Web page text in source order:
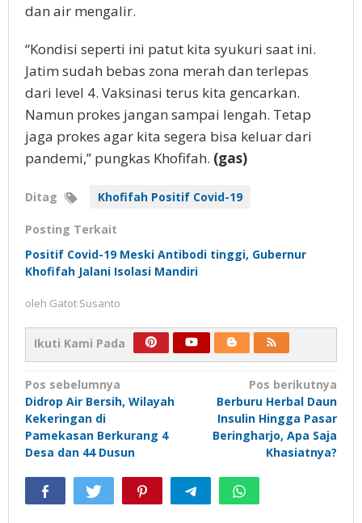
dan air mengalir.
“Kondisi seperti ini patut kita syukuri saat ini.
Jatim sudah bebas zona merah dan terlepas
dari level 4. Vaksinasi terus kita gencarkan.
Namun prokes jangan sampai lengah. Tetap
jaga prokes agar kita segera bisa keluar dari
pandemi,” pungkas Khofifah. (gas)
Ditag Khofifah Positif Covid-19
Posting Terkait
Positif Covid-19 Meski Antibodi tinggi, Gubernur
Khofifah Jalani Isolasi Mandiri
oleh Gatot Susanto
Ikuti Kami Pada
Navigasi
pos
Pos sebelumnya
Didrop Air Bersih, Wilayah
Kekeringan di
Pamekasan Berkurang 4
Desa dan 44 Dusun
Pos berikutnya
Berburu Herbal Daun
Insulin Hingga Pasar
Beringharjo, Apa Saja
Khasiatnya?